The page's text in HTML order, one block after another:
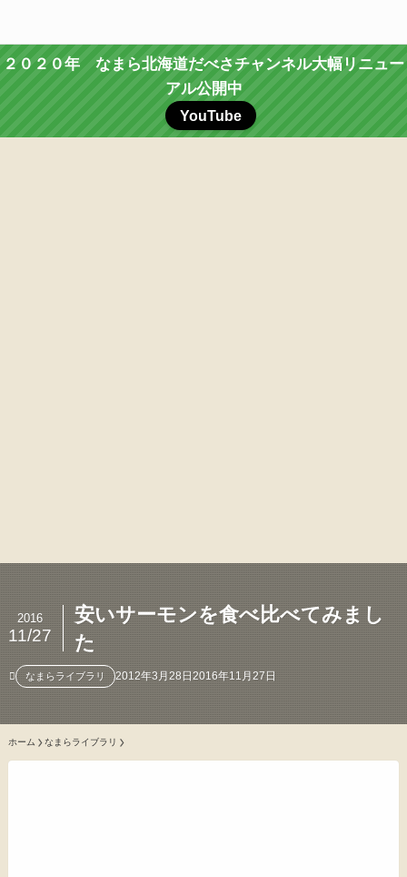
２０２０年 なまら北海道だべさチャンネル大幅リニュー
アル公開中
YouTube
安いサーモンを食べ比べてみまし
た
2016
11/27
なまらライブラリ 2012年3月28日2016年11月27日
ホーム なまらライブラリ